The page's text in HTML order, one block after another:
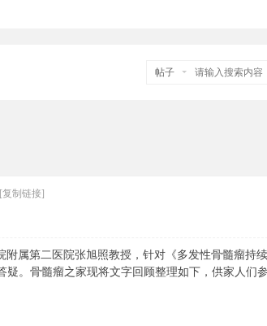
帖子
[复制链接]
属第二医院张旭照教授，针对《多发性骨髓瘤持
。骨髓瘤之家现将文字回顾整理如下，供家人们参